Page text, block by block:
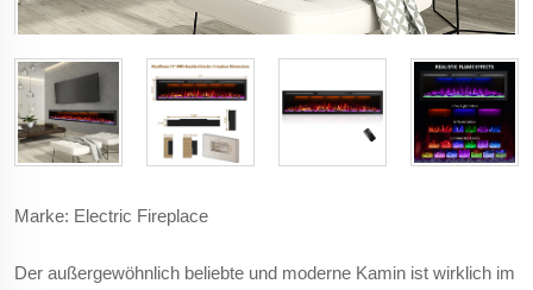
Marke: Electric Fireplace
Der außergewöhnlich beliebte und moderne Kamin ist wirklich im